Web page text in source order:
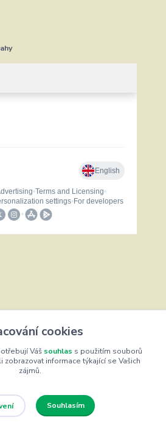
cookies
Váš souhlas s použitím souborů
zobrazovat informace týkající se Vašich
zájmů.
Souhlasím